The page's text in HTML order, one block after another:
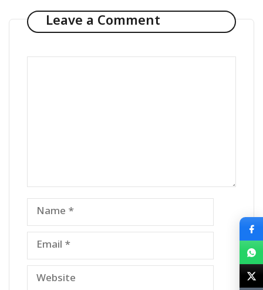
Leave a Comment
Name
Email
Website